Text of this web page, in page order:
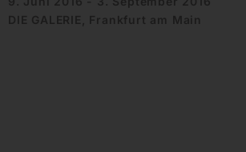
DIE GALERIE, Frankfurt am Main